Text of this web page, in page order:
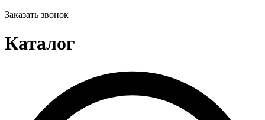
Заказать звонок
Каталог